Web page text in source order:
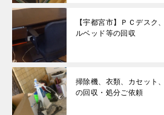
【宇都宮市】ＰＣデスク
ルベッド等の回収
掃除機、衣類、カセット
の回収・処分ご依頼